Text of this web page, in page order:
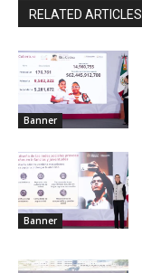
RELATED ARTICLES
Banner
Banner